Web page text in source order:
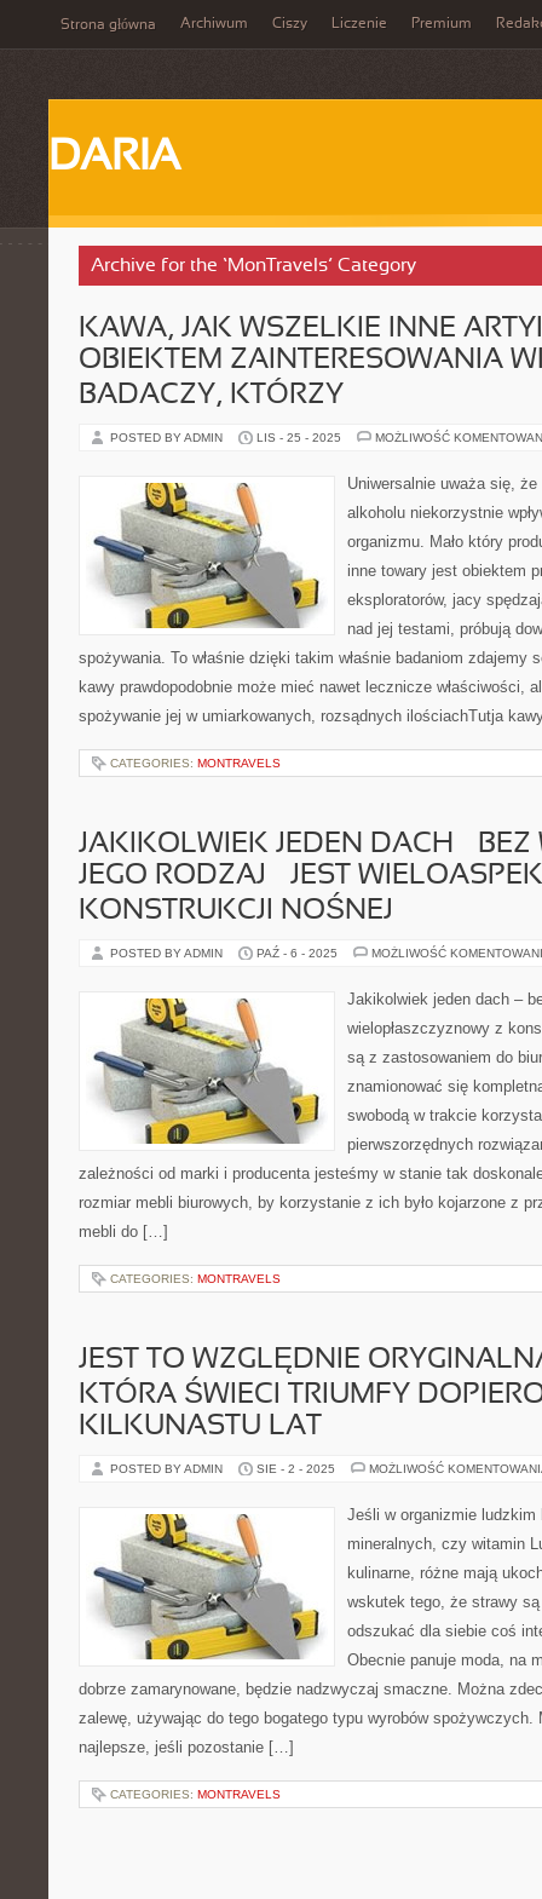
Strona główna Archiwum Ciszy Liczenie Premium
DARIA
Archive for the ‘MonTravels’ Category
KAWA, JAK WSZELKIE INNE
OBIEKTEM ZAINTERESOWANIA
BADACZY, KTÓRZY
POSTED BY ADMIN LIS - 25 - 2025 MOŻLIWOŚĆ
Uniwersalnie uważa się,
alkoholu niekorzystnie
organizmu. Mało który
inne towary jest obiektem
eksploratorów, jacy
nad jej testami, próbują
spożywania. To właśnie dzięki takim właśnie badaniom zdajemy
kawy prawdopodobnie może mieć nawet lecznicze właściwości,
spożywanie jej w umiarkowanych, rozsądnych ilościachTutja
CATEGORIES: MONTRAVELS
JAKIKOLWIEK JEDEN DACH –
JEGO RODZAJ – JEST
KONSTRUKCJI NOŚNEJ
POSTED BY ADMIN PAŹ - 6 - 2025 MOŻLIWOŚĆ
Jakikolwiek jeden dach –
wielopłaszczyznowy z
są z zastosowaniem do
znamionować się
swobodą w trakcie
pierwszorzędnych
zależności od marki i producenta jesteśmy w stanie tak
rozmiar mebli biurowych, by korzystanie z ich było kojarzone z
mebli do […]
CATEGORIES: MONTRAVELS
JEST TO WZGLĘDNIE
KTÓRA ŚWIECI TRIUMFY
KILKUNASTU LAT
POSTED BY ADMIN SIE - 2 - 2025 MOŻLIWOŚĆ
Jeśli w organizmie ludzkim
mineralnych, czy witamin
kulinarne, różne mają
wskutek tego, że strawy
odszukać dla siebie coś
Obecnie panuje moda, na
dobrze zamarynowane, będzie nadzwyczaj smaczne. Można
zalewę, używając do tego bogatego typu wyrobów spożywczych.
najlepsze, jeśli pozostanie […]
CATEGORIES: MONTRAVELS